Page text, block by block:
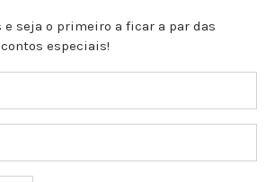
e seja o primeiro a ficar a par das
especiais!